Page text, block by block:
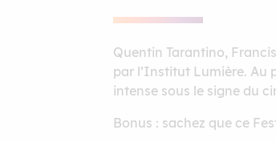
Quentin Tarantino,
par l’Institut Lumière. Au
intense sous le signe du
Bonus : sachez que ce